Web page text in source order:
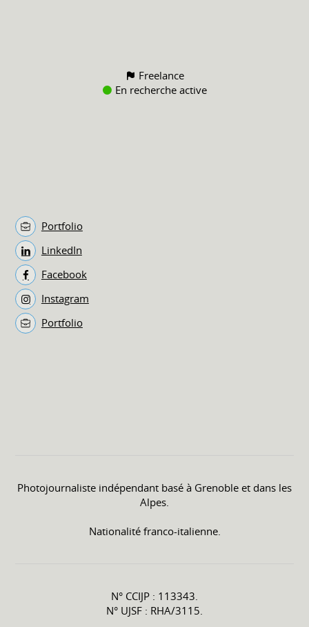
Freelance
En recherche active
Portfolio
LinkedIn
Facebook
Instagram
Portfolio
Photojournaliste indépendant basé à Grenoble et dans les
Alpes.
Nationalité franco-italienne.
N° CCIJP : 113343.
N° UJSF : RHA/3115.